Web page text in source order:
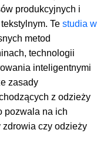
produkcyjnych i
Testudia w
metod
technologii
inteligentnymi
zasady
z odzieży
pozwala na ich
czy odzieży